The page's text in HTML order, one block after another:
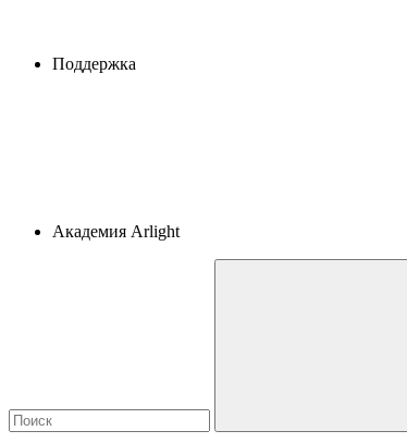
Поддержка
Академия Arlight